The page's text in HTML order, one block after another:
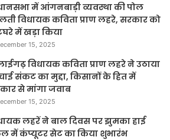
में आंगनबाड़ी व्यवस्था की पोल
विधायक कविता प्राण लहरे, सरकार को
में खड़ा किया
15, 2025
विधायक कविता प्राण लहरे ने उठाया
संकट का मुद्दा, किसानों के हित में
से मांगा जवाब
15, 2025
लहरें ने बाल दिवस पर झुमका हाई
में कंप्यूटर सेट का किया शुभारंभ